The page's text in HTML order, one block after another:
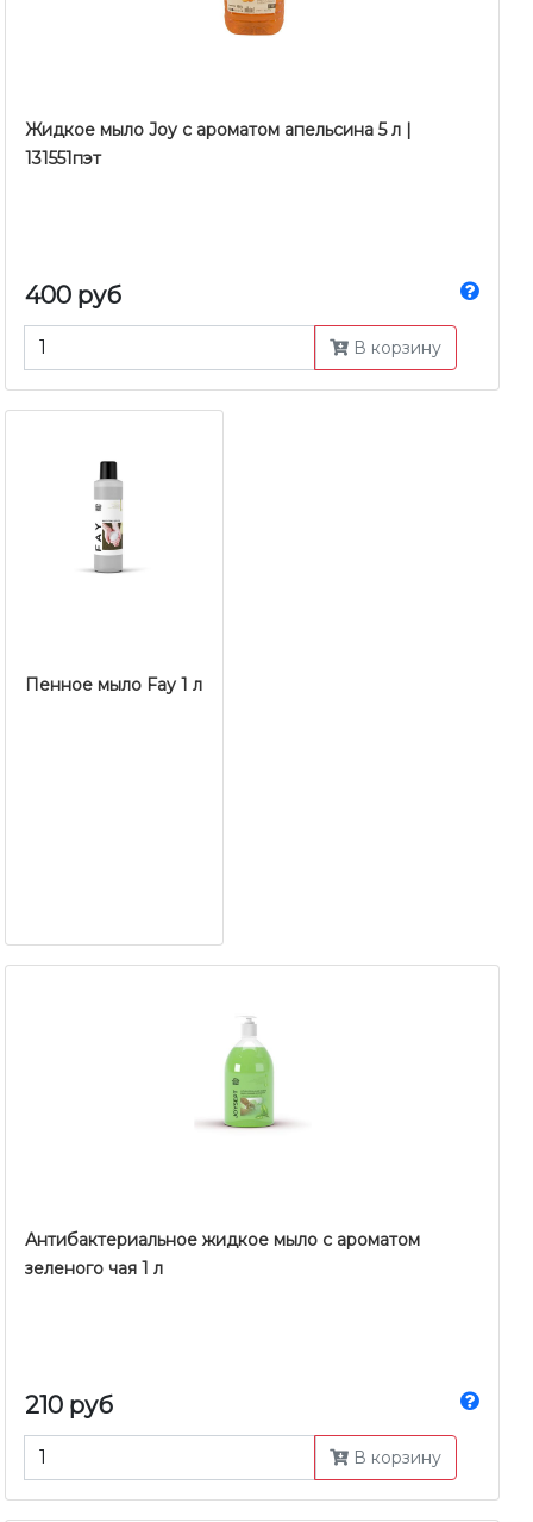
Жидкое мыло Joy c ароматом апельсина 5 л |
131551пэт
400 руб
В корзину
Пенное мыло Fay 1 л
Антибактериальное жидкое мыло с ароматом
зеленого чая 1 л
210 руб
В корзину